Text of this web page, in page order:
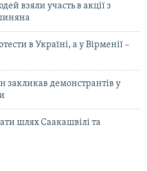
взяли участь в акції з
в Україні, а у Вірменії –
закликав демонстрантів у
шлях Саакашвілі та